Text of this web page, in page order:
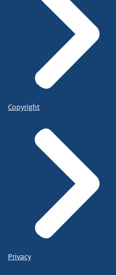
Copyright
Privacy